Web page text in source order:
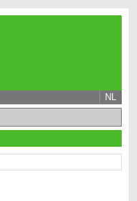
NL